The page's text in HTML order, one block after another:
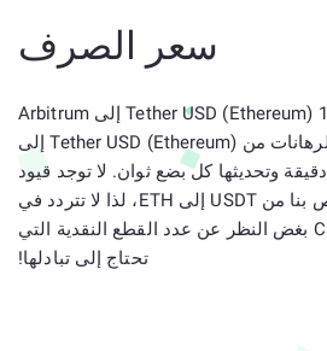
سعر الصرف
المعدل الحالي البالغ 1 Tether USD (Ethereum) إلى Arbitrum
Ethereum هو 0 ETH. الرهانات من Tether USD (Ethereum) إلى
Arbitrum Ethereum دقيقة وتحديثها كل بضع ثوان. لا توجد قيود
على المحول الخاص بنا من USDT إلى ETH، لذا لا تتردد في
استخدام ChangeNOW بغض النظر عن عدد القطع النقدية التي
تحتاج إلى تبادلها!